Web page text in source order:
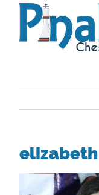
Saltar
contenido
elizabeth